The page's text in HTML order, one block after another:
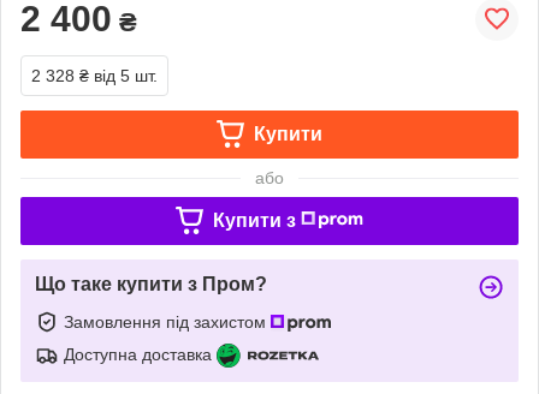
2 400 ₴
2 328 ₴ від 5 шт.
Купити
або
Купити з
Що таке купити з Пром?
Замовлення під захистом
Доступна доставка